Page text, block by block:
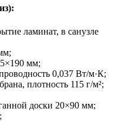
ламинат, в санузле
мм;
0,037 Вт/м·К;
плотность 115 г/м²;
доски 20×90 мм;